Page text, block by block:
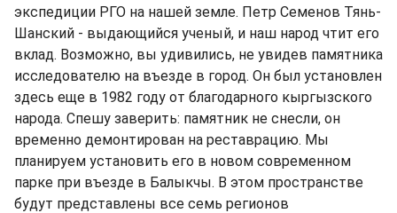
экспедиции РГО на нашей земле. Петр Семенов Тянь-
Шанский - выдающийся ученый, и наш народ чтит его
вклад. Возможно, вы удивились, не увидев памятника
исследователю на въезде в город. Он был установлен
здесь еще в 1982 году от благодарного кыргызского
народа. Спешу заверить: памятник не снесли, он
временно демонтирован на реставрацию. Мы
планируем установить его в новом современном
парке при въезде в Балыкчы. В этом пространстве
будут представлены все семь регионов